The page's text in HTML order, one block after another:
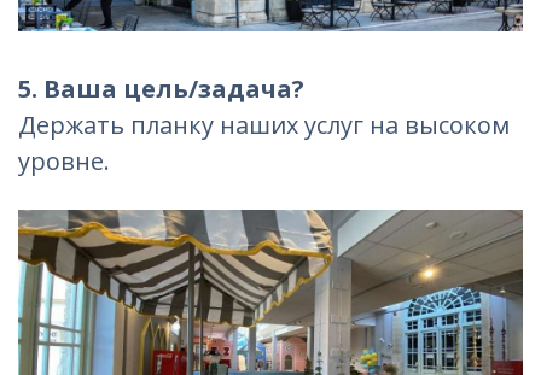
5. Ваша цель/задача?
Держать планку наших услуг на высоком
уровне.